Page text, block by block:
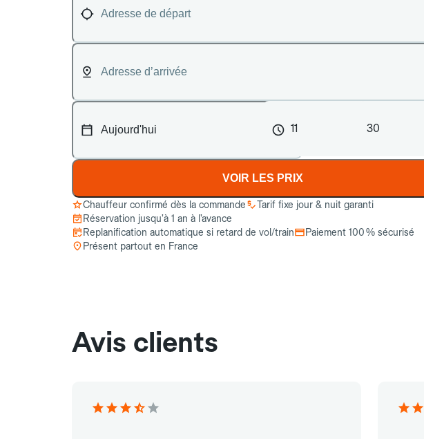
11 30
VOIR LES PRIX
Chauffeur confirmé dès la commande
Tarif fixe jour & nuit garanti
Réservation jusqu’à 1 an à l’avance
Replanification automatique si retard de vol/train
Paiement 100 % sécurisé
Présent partout en France
Avis clients